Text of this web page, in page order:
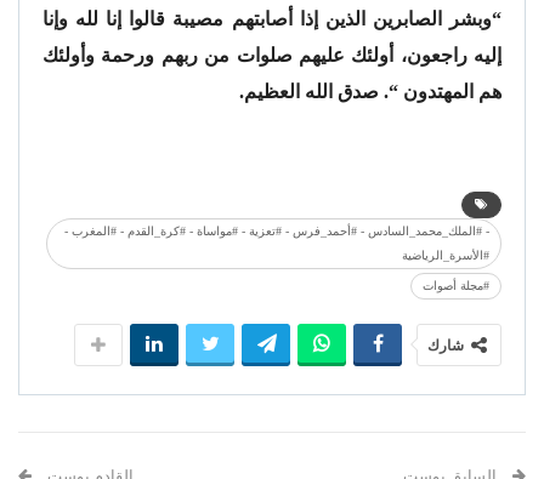
“وبشر الصابرين الذين إذا أصابتهم مصيبة قالوا إنا لله وإنا
إليه راجعون، أولئك عليهم صلوات من ربهم ورحمة وأولئك
هم المهتدون “. صدق الله العظيم.
- #الملك_محمد_السادس - #أحمد_فرس - #تعزية - #مواساة - #كرة_القدم - #المغرب -
#الأسرة_الرياضية
#مجلة أصوات
شارك